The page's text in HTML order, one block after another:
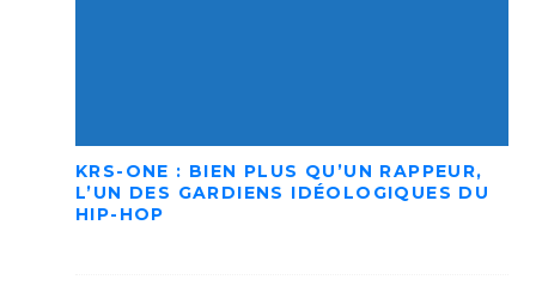
KRS-ONE : BIEN PLUS QU’UN RAPPEUR,
L’UN DES GARDIENS IDÉOLOGIQUES DU
HIP-HOP